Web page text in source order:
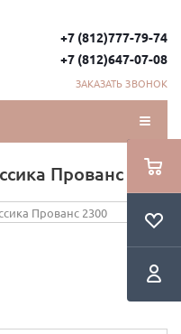
+7 (812)777-79-74
+7 (812)647-07-08
ЗАКАЗАТЬ ЗВОНОК
Прованс 2300